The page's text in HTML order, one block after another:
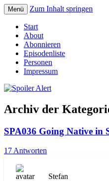
Spoiler Alert
Menü Zum Inhalt springen
Start
About
Abonnieren
Episodenliste
Personen
Impressum
Archiv der
SPA036 Going Native in
17 Antworten
Stefan